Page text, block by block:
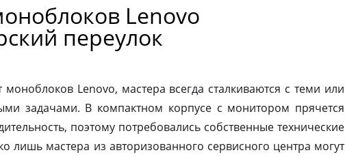
Lenovo
переулок
Lenovo, мастера всегда сталкиваются с теми или
задачами. В компактном корпусе с монитором прячется
поэтому потребовались собственные технические
лишь мастера из авторизованного сервисного центра могут